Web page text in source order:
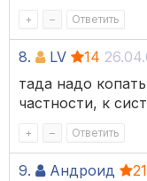
+ – Ответить
8. LV 14
тада надо
частности, к
+ – Ответить
9. Андроид